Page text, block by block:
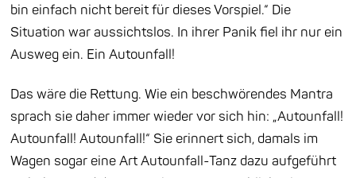
bin einfach nicht bereit für dieses Vorspiel.“ Die
Situation war aussichtslos. In ihrer Panik fiel ihr nur ein
Ausweg ein. Ein Autounfall!
Das wäre die Rettung. Wie ein beschwörendes Mantra
sprach sie daher immer wieder vor sich hin: „Autounfall!
Autounfall! Autounfall!“ Sie erinnert sich, damals im
Wagen sogar eine Art Autounfall-Tanz dazu aufgeführt